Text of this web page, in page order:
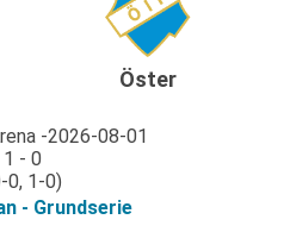
2026-08-01
1 - 0
0, 1-0)
- Grundserie
Öster